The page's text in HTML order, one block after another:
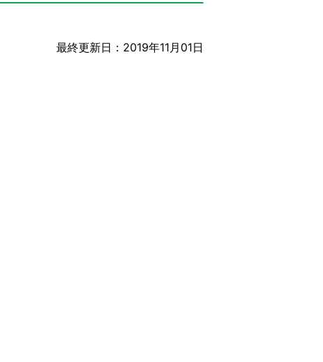
最終更新日：2019年11月01日